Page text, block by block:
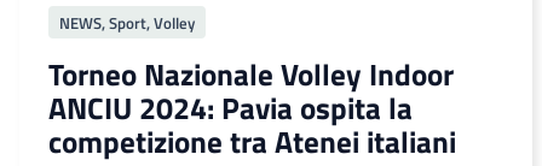
NEWS,Sport,Volley
Torneo Nazionale Volley Indoor
ANCIU 2024: Pavia ospita la
competizione tra Atenei italiani